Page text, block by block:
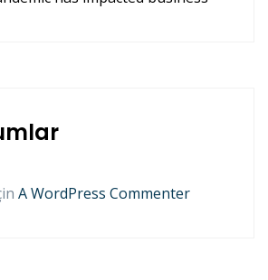
A WordPress Commenter